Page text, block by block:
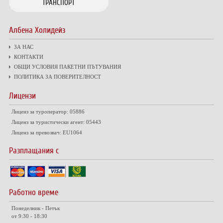
ТРАНСПОРТ
Албена Холидейз
ЗА НАС
КОНТАКТИ
ОБЩИ УСЛОВИЯ ПАКЕТНИ ПЪТУВАНИЯ
ПОЛИТИКА ЗА ПОВЕРИТЕЛНОСТ
Лицензи
Лиценз за туроператор: 05886
Лиценз за туристически агент: 05443
Лиценз за превозвач: EU1064
Разплащания с
Работно време
Понеделник - Петък
от 9:30 - 18:30